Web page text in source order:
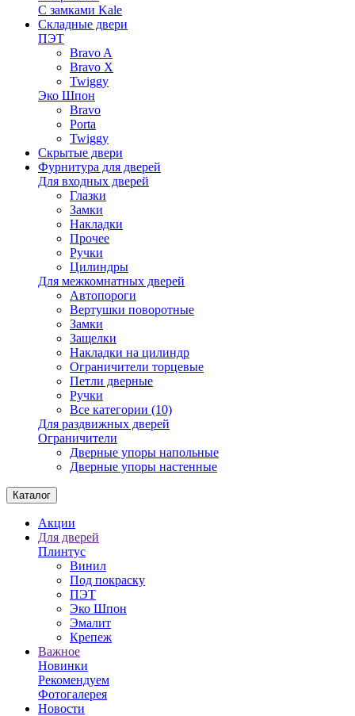
С замками Kale
Складные двери
ПЭТ
Bravo A
Bravo X
Twiggy
Эко Шпон
Bravo
Porta
Twiggy
Скрытые двери
Фурнитура для дверей
Для входных дверей
Глазки
Замки
Накладки
Прочее
Ручки
Цилиндры
Для межкомнатных дверей
Автопороги
Вертушки поворотные
Замки
Защелки
Накладки на цилиндр
Ограничители торцевые
Петли дверные
Ручки
Все категории (10)
Для раздвижных дверей
Ограничители
Дверные упоры напольные
Дверные упоры настенные
Каталог
Акции
Для дверей
Плинтус
Винил
Под покраску
ПЭТ
Эко Шпон
Эмалит
Крепеж
Важное
Новинки
Рекомендуем
Фотогалерея
Новости